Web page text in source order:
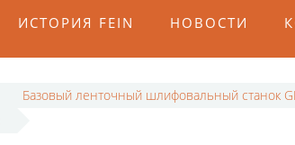
ИСТОРИЯ FEIN НОВОСТИ
Базовый ленточный шлифовальный станок